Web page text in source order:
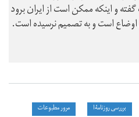
و اینکه ممکن است از ایران برود
است و به تصمیم نرسیده است.
برررسی روزنامه‌ّا
مرور مطبوعات